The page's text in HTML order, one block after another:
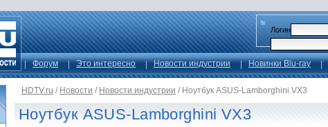
Логин
Форум Это интересно Новости индустрии Новинки Blu-ray
HDTV.ru / Новости / Новости индустрии / Ноутбук ASUS-Lamborghini VX3
Ноутбук ASUS-Lamborghini VX3